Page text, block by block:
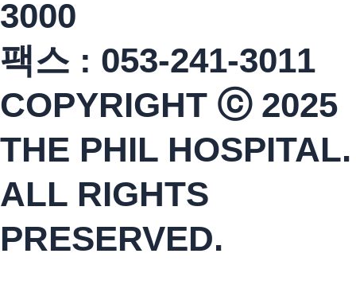
3000
팩스 : 053-241-3011
COPYRIGHT ⓒ 2025
THE PHIL HOSPITAL.
ALL RIGHTS
PRESERVED.